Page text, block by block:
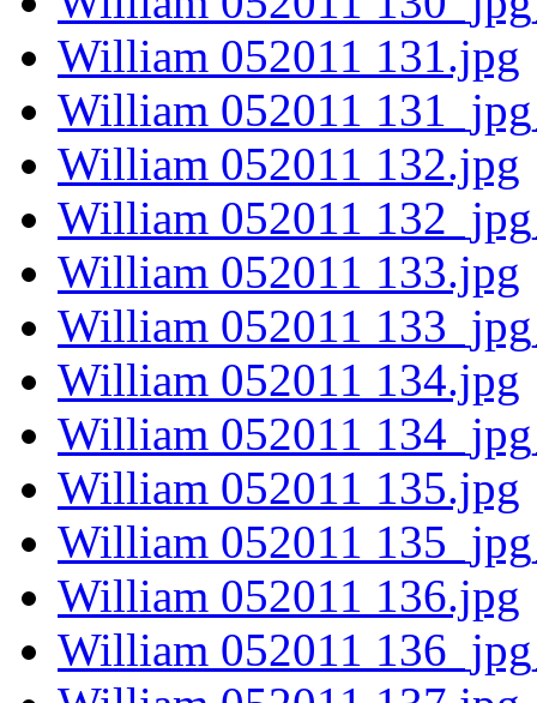
William 052011 131.jpg
William 052011
William 052011 132.jpg
William 052011
William 052011 133.jpg
William 052011
William 052011 134.jpg
William 052011
William 052011 135.jpg
William 052011
William 052011 136.jpg
William 052011